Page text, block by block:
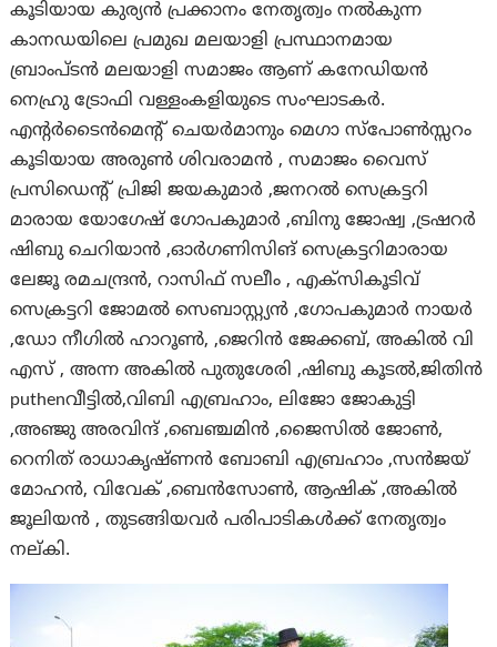
കൂടിയായ കുര്യന്‍ പ്രക്കാനം നേതൃത്വം നല്‍കുന്ന
കാനഡയിലെ പ്രമുഖ മലയാളി പ്രസ്ഥാനമായ
ബ്രാംപ്ടന്‍ മലയാളി സമാജം ആണ് കനേഡിയന്‍
നെഹ്രു ട്രോഫി വള്ളംകളിയുടെ സംഘാടകര്‍.
എന്റര്‍ടൈന്‍മെന്‍റ് ചെയര്‍മാനും മെഗാ സ്പോണ്‍സ്സറം
കൂടിയായ അരുണ്‍ ശിവരാമന്‍ , സമാജം വൈസ്
പ്രസിഡെന്‍റ് പ്രിജി ജയകുമാര്‍ ,ജനറല്‍ സെക്രട്ടറി
മാരായ യോഗേഷ് ഗോപകുമാര്‍ ,ബിനു ജോഷ്വ ,ട്രഷറര്‍
ഷിബു ചെറിയാന്‍ ,ഓര്‍ഗണിസിങ് സെക്രട്ടറിമാരായ
ലേജൂ രമചന്ദ്രന്‍, റാസിഫ് സലീം , എക്സികൂടിവ്
സെക്രട്ടറി ജോമല്‍ സെബാസ്റ്റ്യന്‍ ,ഗോപകുമാര്‍ നായര്‍
,ഡോ നീഗില്‍ ഹാറൂണ്‍, ,ജെറിന്‍ ജേക്കബ്, അകില്‍ വി
എസ് , അന്ന അകില്‍ പുതുശേരി ,ഷിബു കൂടല്‍,ജിതിന്‍
puthenവീട്ടില്‍,വിബി എബ്രഹാം, ലിജോ ജോകുട്ടി
,അഞ്ജു അരവിന്ദ് ,ബെഞ്ചമിന്‍ ,ജൈസില്‍ ജോണ്‍,
റെനിത് രാധാകൃഷ്ണന്‍ ബോബി എബ്രഹാം ,സന്‍ജയ്
മോഹന്‍, വിവേക് ,ബെന്‍സോണ്‍, ആഷിക് ,അകില്‍
ജൂലിയന്‍ , തുടങ്ങിയവര്‍ പരിപാടികള്‍ക്ക് നേതൃത്വം
നല്കി.